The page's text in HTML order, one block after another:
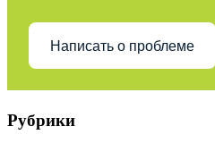
Написать о проблеме
Рубрики